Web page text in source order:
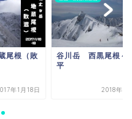
尾根（敗
年1月18日
谷川岳 西黒尾根～
平
2018年3